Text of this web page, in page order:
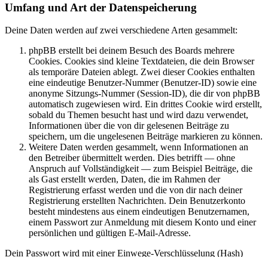
Umfang und Art der Datenspeicherung
Deine Daten werden auf zwei verschiedene Arten gesammelt:
phpBB erstellt bei deinem Besuch des Boards mehrere
Cookies. Cookies sind kleine Textdateien, die dein Browser
als temporäre Dateien ablegt. Zwei dieser Cookies enthalten
eine eindeutige Benutzer-Nummer (Benutzer-ID) sowie eine
anonyme Sitzungs-Nummer (Session-ID), die dir von phpBB
automatisch zugewiesen wird. Ein drittes Cookie wird erstellt,
sobald du Themen besucht hast und wird dazu verwendet,
Informationen über die von dir gelesenen Beiträge zu
speichern, um die ungelesenen Beiträge markieren zu können.
Weitere Daten werden gesammelt, wenn Informationen an
den Betreiber übermittelt werden. Dies betrifft — ohne
Anspruch auf Vollständigkeit — zum Beispiel Beiträge, die
als Gast erstellt werden, Daten, die im Rahmen der
Registrierung erfasst werden und die von dir nach deiner
Registrierung erstellten Nachrichten. Dein Benutzerkonto
besteht mindestens aus einem eindeutigen Benutzernamen,
einem Passwort zur Anmeldung mit diesem Konto und einer
persönlichen und gültigen E-Mail-Adresse.
Dein Passwort wird mit einer Einwege-Verschlüsselung (Hash)